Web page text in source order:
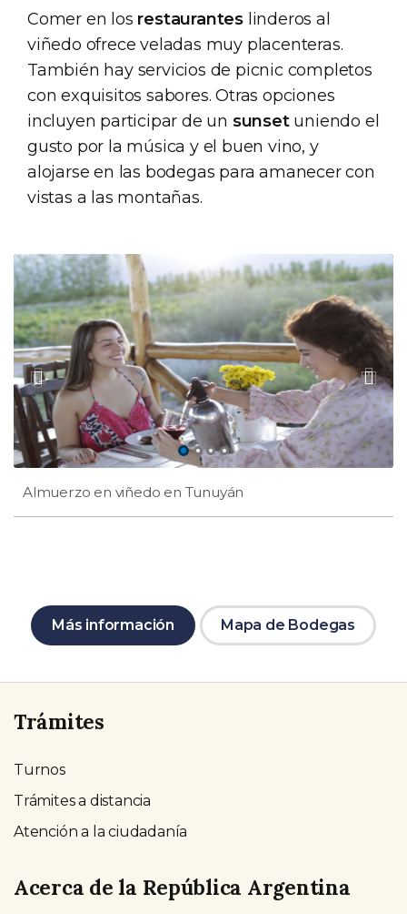
Comer en los restaurantes linderos al
viñedo ofrece veladas muy placenteras.
También hay servicios de picnic completos
con exquisitos sabores. Otras opciones
incluyen participar de un sunsetuniendo el
gusto por la música y el buen vino, y
alojarse en las bodegas para amanecer con
vistas a las montañas.
Almuerzo en viñedo en Tunuyán
Más información Mapa de Bodegas
Trámites
Turnos
Trámites a distancia
Atención a la ciudadanía
Acerca de la República Argentina